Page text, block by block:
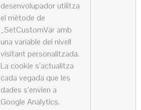
desenvolupador utilitza
el mètode de
_SetCustomVar amb
una variable del nivell
visitant personalitzada.
La cookie s’actualitza
cada vegada que les
dades s’envien a
Google Analytics.